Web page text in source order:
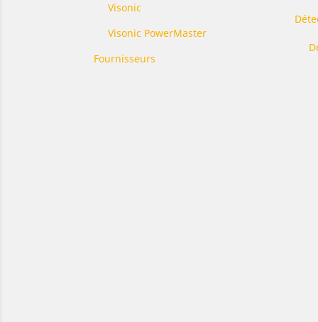
Visonic
Visonic PowerMaster
Fournisseurs